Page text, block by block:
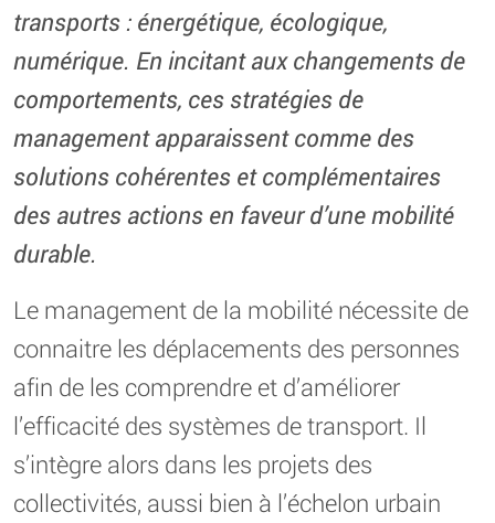
transports : énergétique, écologique,
numérique. En incitant aux changements de
comportements, ces stratégies de
management apparaissent comme des
solutions cohérentes et complémentaires
des autres actions en faveur d’une mobilité
durable.
Le management de la mobilité nécessite de
connaitre les déplacements des personnes
afin de les comprendre et d’améliorer
l’efficacité des systèmes de transport. Il
s’intègre alors dans les projets des
collectivités, aussi bien à l’échelon urbain